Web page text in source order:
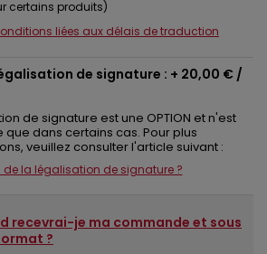
certains produits)
liées aux délais de traduction
de signature : + 20,00 € /
de signature est une OPTION et n'est
dans certains cas. Pour plus
veuillez consulter l'article suivant :
de la légalisation de signature ?
recevrai-je ma commande et sous
?